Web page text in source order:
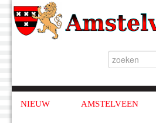
NIEUW AMSTELVEEN